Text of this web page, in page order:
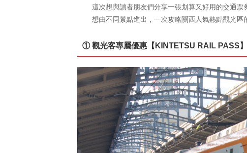
這次想與讀者朋友們分享一張划算又好用的交通票
想由不同景點進出，一次攻略關西人氣熱點觀光區
① 觀光客專屬優惠【KINTETSU RAIL PASS